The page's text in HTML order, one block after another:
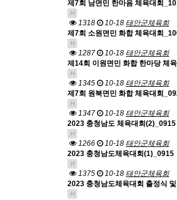
제7회 남면민 한마음 체육대회
H
1318 10-18 태안군체육회
제7회 소원면민 화합 체육대회
H
1287 10-18 태안군체육회
제14회 이원면민 화합 한마당 체
H
1345 10-18 태안군체육회
제7회 원북면민 화합 체육대회
H
1347 10-18 태안군체육회
2023 충청남도 체육대회(2)_0915
H
1266 10-18 태안군체육회
2023 충청남도체육대회(1)_0915
H
1375 10-18 태안군체육회
2023 충청남도체육대회 출정식
H